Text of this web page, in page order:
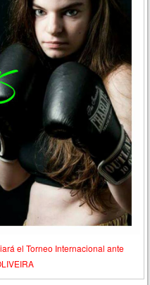
el Torneo Internacional ante